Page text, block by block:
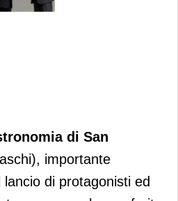
di San
importante
di protagonisti ed